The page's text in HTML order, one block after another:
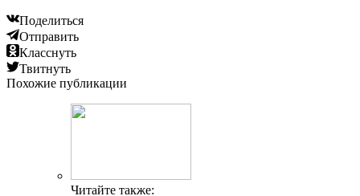
Поделиться
Отправить
Класснуть
Твитнуть
Похожие публикации
Читайте также: